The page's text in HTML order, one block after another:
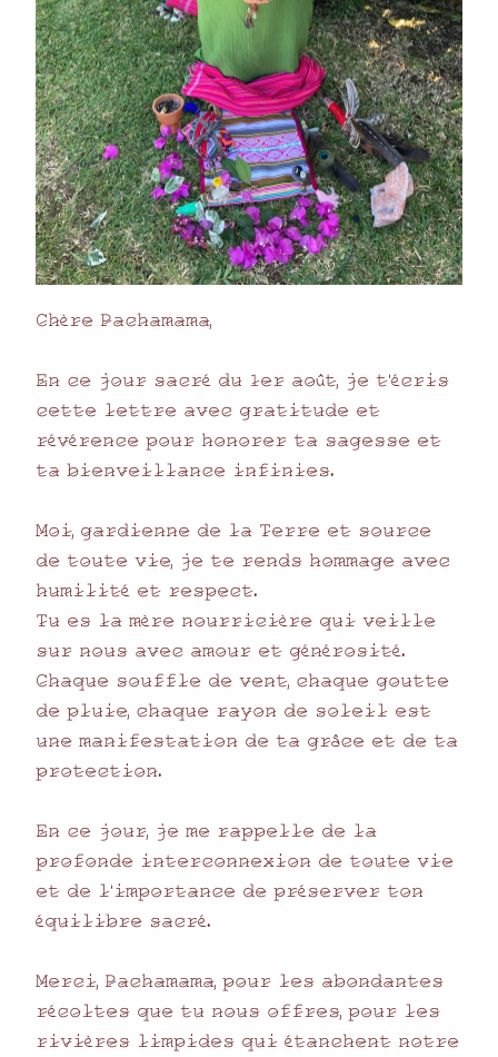
𝙲̷𝚑̷è𝚛̷𝚎̷ 𝙿̷𝚊̷𝚌̷𝚑̷𝚊̷𝚖̷𝚊̷𝚖̷𝚊̷,
𝙴̷𝚗̷ 𝚌̷𝚎̷ 𝚓̷𝚘̷𝚞̷𝚛̷ 𝚜̷𝚊̷𝚌̷𝚛̷é 𝚍̷𝚞̷ 𝟷̷𝚎̷𝚛̷ 𝚊̷𝚘̷û𝚝̷, 𝚓̷𝚎̷ 𝚝̷’é𝚌̷𝚛̷𝚒̷𝚜̷
𝚌̷𝚎̷𝚝̷𝚝̷𝚎̷ 𝚕̷𝚎̷𝚝̷𝚝̷𝚛̷𝚎̷ 𝚊̷𝚟̷𝚎̷𝚌̷ 𝚐̷𝚛̷𝚊̷𝚝̷𝚒̷𝚝̷𝚞̷𝚍̷𝚎̷ 𝚎̷𝚝̷
𝚛̷é𝚟̷é𝚛̷𝚎̷𝚗̷𝚌̷𝚎̷ 𝚙̷𝚘̷𝚞̷𝚛̷ 𝚑̷𝚘̷𝚗̷𝚘̷𝚛̷𝚎̷𝚛̷ 𝚝̷𝚊̷ 𝚜̷𝚊̷𝚐̷𝚎̷𝚜̷𝚜̷𝚎̷ 𝚎̷𝚝̷
𝚝̷𝚊̷ 𝚋̷𝚒̷𝚎̷𝚗̷𝚟̷𝚎̷𝚒̷𝚕̷𝚕̷𝚊̷𝚗̷𝚌̷𝚎̷ 𝚒̷𝚗̷𝚏̷𝚒̷𝚗̷𝚒̷𝚎̷𝚜̷.
𝙼̷𝚘̷𝚒̷, 𝚐̷𝚊̷𝚛̷𝚍̷𝚒̷𝚎̷𝚗̷𝚗̷𝚎̷ 𝚍̷𝚎̷ 𝚕̷𝚊̷ 𝚃̷𝚎̷𝚛̷𝚛̷𝚎̷ 𝚎̷𝚝̷ 𝚜̷𝚘̷𝚞̷𝚛̷𝚌̷𝚎̷
𝚍̷𝚎̷ 𝚝̷𝚘̷𝚞̷𝚝̷𝚎̷ 𝚟̷𝚒̷𝚎̷, 𝚓̷𝚎̷ 𝚝̷𝚎̷ 𝚛̷𝚎̷𝚗̷𝚍̷𝚜̷ 𝚑̷𝚘̷𝚖̷𝚖̷𝚊̷𝚐̷𝚎̷ 𝚊̷𝚟̷𝚎̷𝚌̷
𝚑̷𝚞̷𝚖̷𝚒̷𝚕̷𝚒̷𝚝̷é 𝚎̷𝚝̷ 𝚛̷𝚎̷𝚜̷𝚙̷𝚎̷𝚌̷𝚝̷.
𝚃̷𝚞̷ 𝚎̷𝚜̷ 𝚕̷𝚊̷ 𝚖̷è𝚛̷𝚎̷ 𝚗̷𝚘̷𝚞̷𝚛̷𝚛̷𝚒̷𝚌̷𝚒̷è𝚛̷𝚎̷ 𝚚̷𝚞̷𝚒̷ 𝚟̷𝚎̷𝚒̷𝚕̷𝚕̷𝚎̷
𝚜̷𝚞̷𝚛̷ 𝚗̷𝚘̷𝚞̷𝚜̷ 𝚊̷𝚟̷𝚎̷𝚌̷ 𝚊̷𝚖̷𝚘̷𝚞̷𝚛̷ 𝚎̷𝚝̷ 𝚐̷é𝚗̷é𝚛̷𝚘̷𝚜̷𝚒̷𝚝̷é.
𝙲̷𝚑̷𝚊̷𝚚̷𝚞̷𝚎̷ 𝚜̷𝚘̷𝚞̷𝚏̷𝚏̷𝚕̷𝚎̷ 𝚍̷𝚎̷ 𝚟̷𝚎̷𝚗̷𝚝̷, 𝚌̷𝚑̷𝚊̷𝚚̷𝚞̷𝚎̷ 𝚐̷𝚘̷𝚞̷𝚝̷𝚝̷𝚎̷
𝚍̷𝚎̷ 𝚙̷𝚕̷𝚞̷𝚒̷𝚎̷, 𝚌̷𝚑̷𝚊̷𝚚̷𝚞̷𝚎̷ 𝚛̷𝚊̷𝚢̷𝚘̷𝚗̷ 𝚍̷𝚎̷ 𝚜̷𝚘̷𝚕̷𝚎̷𝚒̷𝚕̷ 𝚎̷𝚜̷𝚝̷
𝚞̷𝚗̷𝚎̷ 𝚖̷𝚊̷𝚗̷𝚒̷𝚏̷𝚎̷𝚜̷𝚝̷𝚊̷𝚝̷𝚒̷𝚘̷𝚗̷ 𝚍̷𝚎̷ 𝚝̷𝚊̷ 𝚐̷𝚛̷â𝚌̷𝚎̷ 𝚎̷𝚝̷ 𝚍̷𝚎̷ 𝚝̷𝚊̷
𝚙̷𝚛̷𝚘̷𝚝̷𝚎̷𝚌̷𝚝̷𝚒̷𝚘̷𝚗̷.
𝙴̷𝚗̷ 𝚌̷𝚎̷ 𝚓̷𝚘̷𝚞̷𝚛̷, 𝚓̷𝚎̷ 𝚖̷𝚎̷ 𝚛̷𝚊̷𝚙̷𝚙̷𝚎̷𝚕̷𝚕̷𝚎̷ 𝚍̷𝚎̷ 𝚕̷𝚊̷
𝚙̷𝚛̷𝚘̷𝚏̷𝚘̷𝚗̷𝚍̷𝚎̷ 𝚒̷𝚗̷𝚝̷𝚎̷𝚛̷𝚌̷𝚘̷𝚗̷𝚗̷𝚎̷𝚡̷𝚒̷𝚘̷𝚗̷ 𝚍̷𝚎̷ 𝚝̷𝚘̷𝚞̷𝚝̷𝚎̷ 𝚟̷𝚒̷𝚎̷
𝚎̷𝚝̷ 𝚍̷𝚎̷ 𝚕̷’𝚒̷𝚖̷𝚙̷𝚘̷𝚛̷𝚝̷𝚊̷𝚗̷𝚌̷𝚎̷ 𝚍̷𝚎̷ 𝚙̷𝚛̷é𝚜̷𝚎̷𝚛̷𝚟̷𝚎̷𝚛̷ 𝚝̷𝚘̷𝚗̷
é𝚚̷𝚞̷𝚒̷𝚕̷𝚒̷𝚋̷𝚛̷𝚎̷ 𝚜̷𝚊̷𝚌̷𝚛̷é.
𝙼̷𝚎̷𝚛̷𝚌̷𝚒̷, 𝙿̷𝚊̷𝚌̷𝚑̷𝚊̷𝚖̷𝚊̷𝚖̷𝚊̷, 𝚙̷𝚘̷𝚞̷𝚛̷ 𝚕̷𝚎̷𝚜̷ 𝚊̷𝚋̷𝚘̷𝚗̷𝚍̷𝚊̷𝚗̷𝚝̷𝚎̷𝚜̷
𝚛̷é𝚌̷𝚘̷𝚕̷𝚝̷𝚎̷𝚜̷ 𝚚̷𝚞̷𝚎̷ 𝚝̷𝚞̷ 𝚗̷𝚘̷𝚞̷𝚜̷ 𝚘̷𝚏̷𝚏̷𝚛̷𝚎̷𝚜̷, 𝚙̷𝚘̷𝚞̷𝚛̷ 𝚕̷𝚎̷𝚜̷
𝚛̷𝚒̷𝚟̷𝚒̷è𝚛̷𝚎̷𝚜̷ 𝚕̷𝚒̷𝚖̷𝚙̷𝚒̷𝚍̷𝚎̷𝚜̷ 𝚚̷𝚞̷𝚒̷ é𝚝̷𝚊̷𝚗̷𝚌̷𝚑̷𝚎̷𝚗̷𝚝̷ 𝚗̷𝚘̷𝚝̷𝚛̷𝚎̷